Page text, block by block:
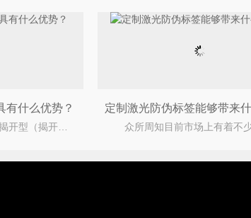
有什么优势？
VOID防伪标签是一种揭开型（揭开留字）的防伪标签，具有一揭即损、无法复原的特性，常用于高价值产品